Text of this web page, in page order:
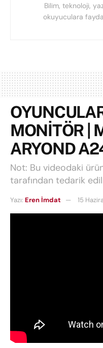
Bilim, teknoloji,
okuyuculara
MONİTÖR |
ARYOND
Not: Bu videodaki
tarafından tedarik
Yazı: Eren İmdat 15